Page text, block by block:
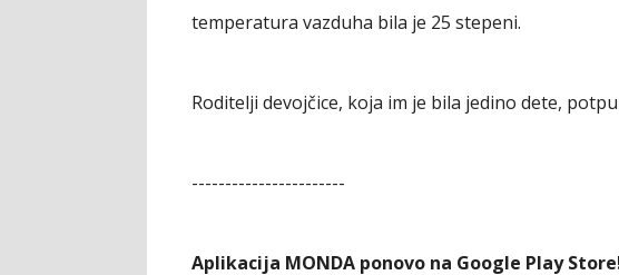
temperatura vazduha bila je 25 stepeni.
Roditelji devojčice, koja im je bila jedino dete,
-----------------------
Aplikacija MONDA ponovo na Google Play